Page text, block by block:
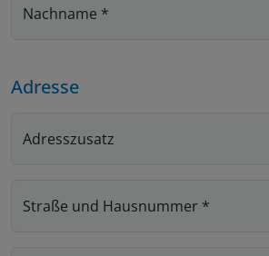
Nachname *
Adresse
Adresszusatz
Straße und Hausnummer *